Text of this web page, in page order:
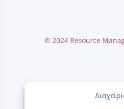
© 2024 Resource